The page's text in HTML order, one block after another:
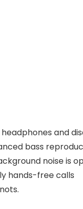
and
bass
noise is
hands-free calls